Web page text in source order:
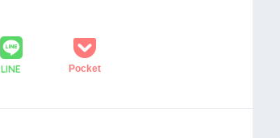
LINE Pocket